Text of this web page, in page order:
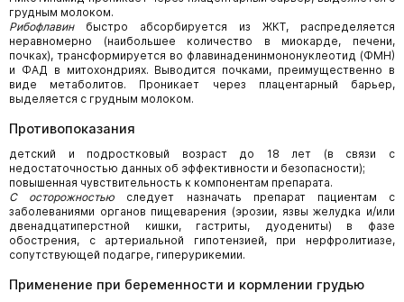
грудным молоком.
Рибофлавинбыстро абсорбируется из ЖКТ, распределяется
неравномерно (наибольшее количество в миокарде, печени,
почках), трансформируется во флавинаденинмононуклеотид (ФМН)
и ФАД в митохондриях. Выводится почками, преимущественно в
виде метаболитов. Проникает через плацентарный барьер,
выделяется с грудным молоком.
Противопоказания
детский и подростковый возраст до 18 лет (в связи с
недостаточностью данных об эффективности и безопасности);
повышенная чувствительность к компонентам препарата.
С осторожностью следует назначать препарат пациентам с
заболеваниями органов пищеварения (эрозии, язвы желудка и/или
двенадцатиперстной кишки, гастриты, дуодениты) в фазе
обострения, с артериальной гипотензией, при нерфролитиазе,
сопутствующей подагре, гиперурикемии.
Применение при беременности и кормлении грудью